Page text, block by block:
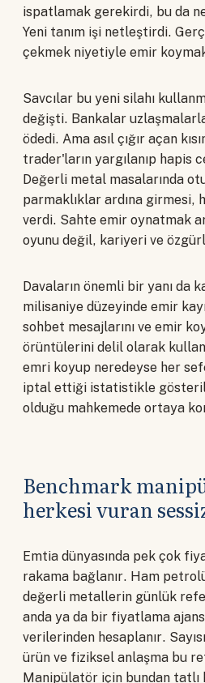
ispatlamak gerekirdi, bu da
Yeni tanım işi netleştirdi.
çekmek niyetiyle emir koymak
Savcılar bu yeni silahı
değişti. Bankalar
ödedi. Ama asıl çığır açan
trader'ların yargılanıp hapis
Değerli metal masalarında
parmaklıklar ardına girmesi,
verdi. Sahte emir oynatmak
oyunu değil, kariyeri ve
Davaların önemli bir yanı da
milisaniye düzeyinde emir
sohbet mesajlarını ve emir
örüntülerini delil olarak
emri koyup neredeyse her
iptal ettiği istatistikle
olduğu mahkemede ortaya
Benchmark
herkesi vuran
Emtia dünyasında pek çok
rakama bağlanır. Ham
değerli metallerin günlük
anda ya da bir fiyatlama
verilerinden hesaplanır.
ürün ve fiziksel anlaşma bu
Manipülatör için bundan tatlı